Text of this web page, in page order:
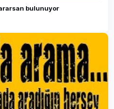
bulunuyor